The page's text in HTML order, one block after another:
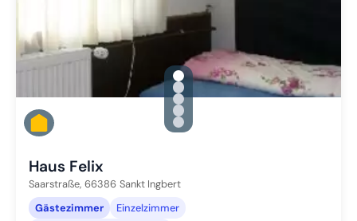
gallery.slide_selector
Zu Slide 1 wechseln
Zu Slide 2 wechseln
Zu Slide 3 wechseln
Zu Slide 4 wechseln
Zu Slide 5 wechseln
Haus Felix
Saarstraße, 66386 Sankt Ingbert
Gästezimmer
Einzelzimmer